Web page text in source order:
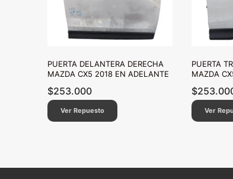
PUERTA DELANTERA DERECHA
MAZDA CX5 2018 EN ADELANTE
$253.000
Ver Repuesto
PUERTA
MAZDA
$
Ver